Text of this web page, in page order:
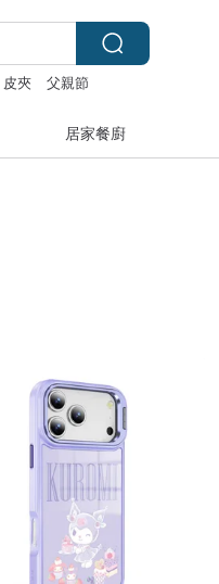
皮夾 父親節
居家餐廚